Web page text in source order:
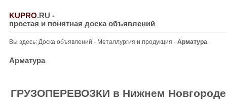
KUPRO.RU -
простая и понятная доска объявлений
Вы здесь: Доска объявлений - Металлургия и продукция - Арматура
Арматура
ГРУЗОПЕРЕВОЗКИ в Нижнем Новгороде